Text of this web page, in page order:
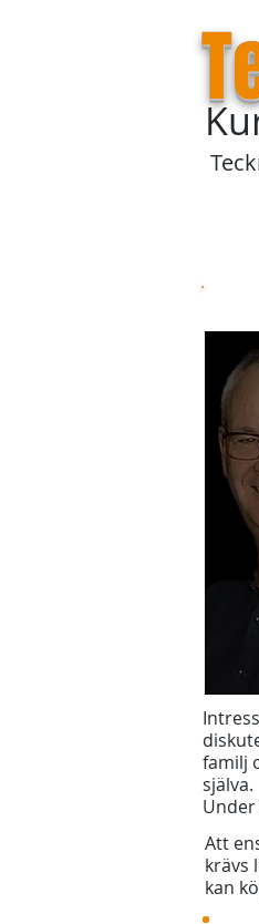
familj
själva.
Att
krävs
kan